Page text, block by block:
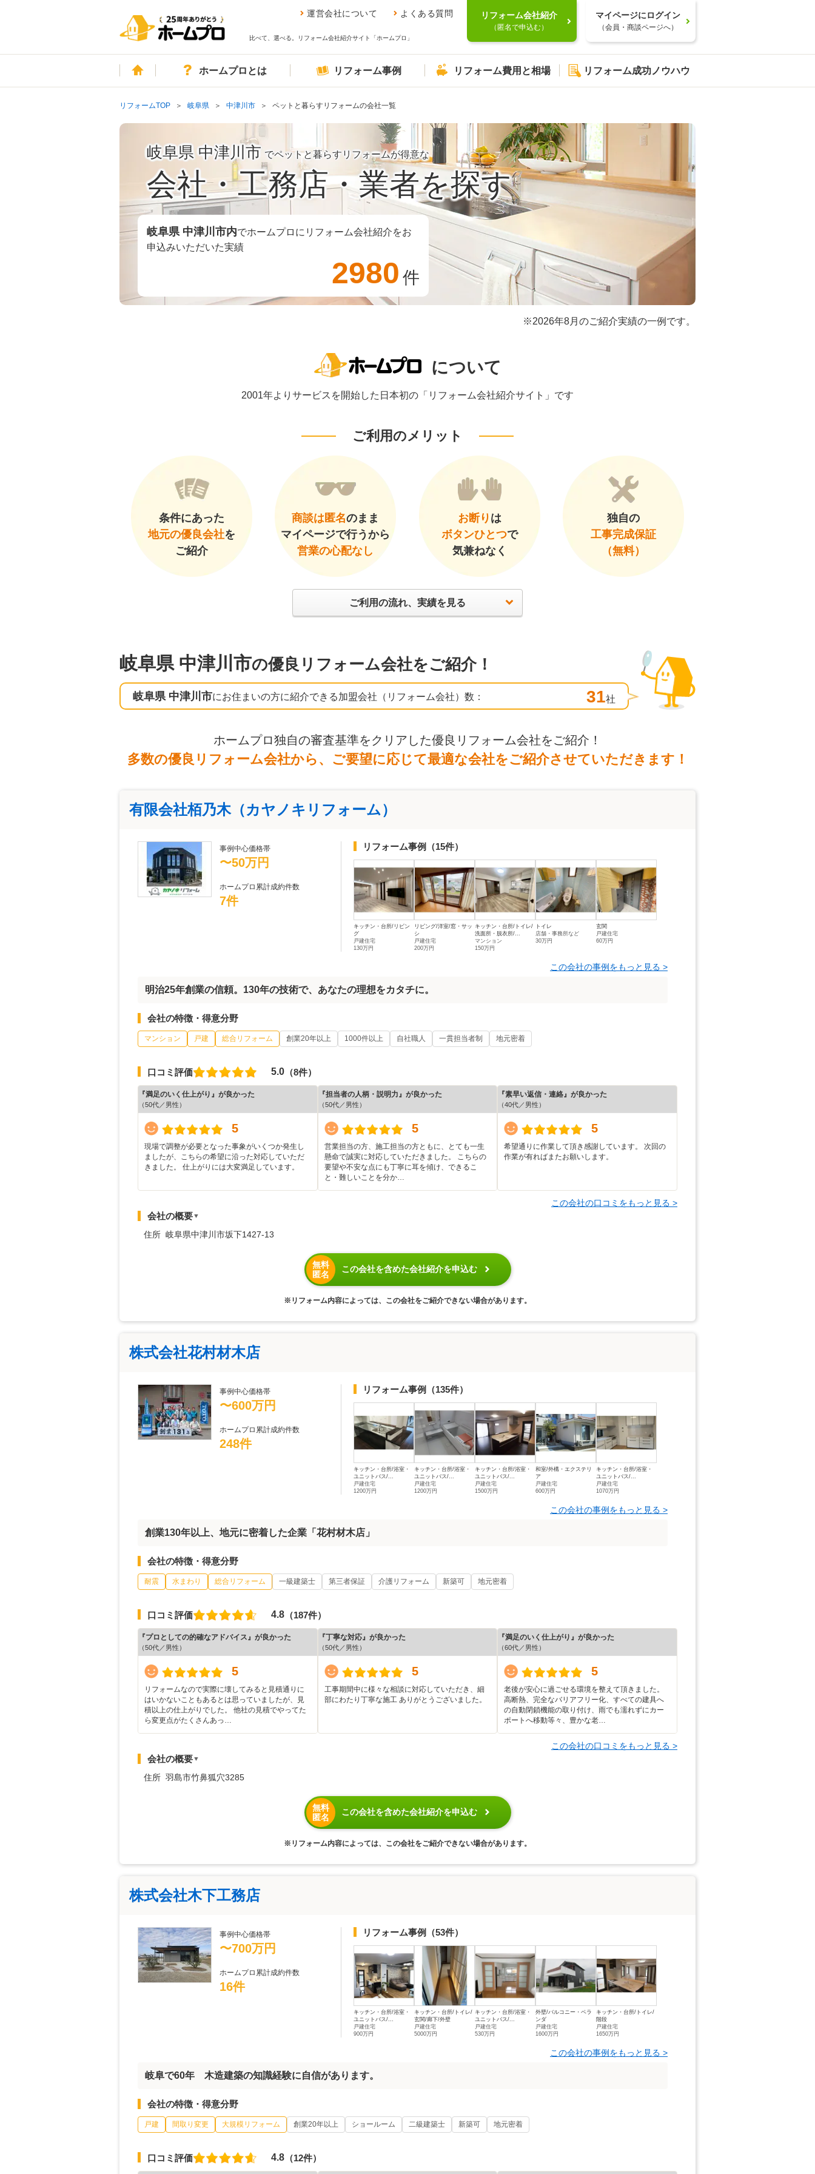
運営会社について よくある質問
比べて、選べる。リフォーム会社紹介サイト「ホームプロ」
リフォーム会社紹介
（匿名で申込む）
マイページにログイン
（会員・商談ページへ）
ホームホームプロとは リフォーム事例 リフォーム費用と相場 リフォーム成功ノウハウ
リフォームTOP 岐阜県 中津川市 ペットと暮らすリフォームの会社一覧
岐阜県 中津川市 でペットと暮らすリフォームが得意な
会社・工務店・業者を探す
岐阜県 中津川市内でホームプロにリフォーム会社紹介をお
申込みいただいた実績
2980 件
※2026年8月のご紹介実績の一例です。
について
2001年よりサービスを開始した日本初の「リフォーム会社紹介サイト」です
ご利用のメリット
条件にあった
地元の優良会社を
ご紹介
商談は匿名のまま
マイページで行うから
営業の心配なし
お断り は
ボタンひとつで
気兼ねなく
独自の
工事完成保証
（無料）
ご利用の流れ、実績を見る
岐阜県 中津川市の優良リフォーム会社をご紹介！
岐阜県 中津川市にお住まいの方に紹介できる加盟会社（リフォーム会社）数： 31社
ホームプロ独自の審査基準をクリアした優良リフォーム会社をご紹介！
多数の優良リフォーム会社から、ご要望に応じて最適な会社をご紹介させていただきます！
有限会社栢乃木（カヤノキリフォーム）
事例中心価格帯
〜50万円
ホームプロ累計成約件数
7件
リフォーム事例 （15件）
キッチン・台所/リビン
グ
戸建住宅
130万円
リビング/洋室/窓・サッ
シ
戸建住宅
200万円
キッチン・台所/トイレ/
洗面所・脱衣所/...
マンション
150万円
トイレ
店舗・事務所など
30万円
玄関
戸建住宅
60万円
この会社の事例をもっと見る >
明治25年創業の信頼。130年の技術で、あなたの理想をカタチに。
会社の特徴・得意分野
マンション 戸建 総合リフォーム 創業20年以上 1000件以上 自社職人 一貫担当者制 地元密着
口コミ評価 5.0 （8件）
『満足のいく仕上がり』が良かった
（50代／男性）
5
現場で調整が必要となった事象がいくつか発生し
ましたが、こちらの希望に沿った対応していただ
きました。 仕上がりには大変満足しています。
『担当者の人柄・説明力』が良かった
（50代／男性）
5
営業担当の方、施工担当の方ともに、とても一生
懸命で誠実に対応していただきました。 こちらの
要望や不安な点にも丁寧に耳を傾け、できるこ
と・難しいことを分か…
『素早い返信・連絡』が良かった
（40代／男性）
5
希望通りに作業して頂き感謝しています。 次回の
作業が有ればまたお願いします。
この会社の口コミをもっと見る >
会社の概要▼
住所 岐阜県中津川市坂下1427-13
無料
匿名
この会社を含めた会社紹介を申込む
※リフォーム内容によっては、この会社をご紹介できない場合があります。
株式会社花村材木店
事例中心価格帯
〜600万円
ホームプロ累計成約件数
248件
リフォーム事例 （135件）
キッチン・台所/浴室・
ユニットバス/...
戸建住宅
1200万円
キッチン・台所/浴室・
ユニットバス/...
戸建住宅
1200万円
キッチン・台所/浴室・
ユニットバス/...
戸建住宅
1500万円
和室/外構・エクステリ
ア
戸建住宅
600万円
キッチン・台所/浴室・
ユニットバス/...
戸建住宅
1070万円
この会社の事例をもっと見る >
創業130年以上、地元に密着した企業「花村材木店」
会社の特徴・得意分野
耐震 水まわり 総合リフォーム 一級建築士 第三者保証 介護リフォーム 新築可 地元密着
口コミ評価 4.8 （187件）
『プロとしての的確なアドバイス』が良かった
（50代／男性）
5
リフォームなので実際に壊してみると見積通りに
はいかないこともあるとは思っていましたが、見
積以上の仕上がりでした。 他社の見積でやってた
ら変更点がたくさんあっ…
『丁寧な対応』が良かった
（50代／男性）
5
工事期間中に様々な相談に対応していただき、細
部にわたり丁寧な施工 ありがとうございました。
『満足のいく仕上がり』が良かった
（60代／男性）
5
老後が安心に過ごせる環境を整えて頂きました。
高断熱、完全なバリアフリー化、すべての建具へ
の自動閉鎖機能の取り付け、雨でも濡れずにカー
ポートへ移動等々、豊かな老…
この会社の口コミをもっと見る >
会社の概要▼
住所 羽島市竹鼻狐穴3285
無料
匿名
この会社を含めた会社紹介を申込む
※リフォーム内容によっては、この会社をご紹介できない場合があります。
株式会社木下工務店
事例中心価格帯
〜700万円
ホームプロ累計成約件数
16件
リフォーム事例 （53件）
キッチン・台所/浴室・
ユニットバス/...
戸建住宅
900万円
キッチン・台所/トイレ/
玄関/廊下/外壁
戸建住宅
5000万円
キッチン・台所/浴室・
ユニットバス/...
戸建住宅
530万円
外壁/バルコニー・ベラ
ンダ
戸建住宅
1600万円
キッチン・台所/トイレ/
階段
戸建住宅
1650万円
この会社の事例をもっと見る >
岐阜で60年 木造建築の知識経験に自信があります。
会社の特徴・得意分野
戸建 間取り変更 大規模リフォーム 創業20年以上 ショールーム 二級建築士 新築可 地元密着
口コミ評価 4.8 （12件）